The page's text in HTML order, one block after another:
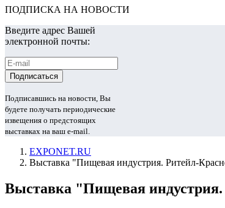
ПОДПИСКА НА НОВОСТИ
Введите адрес Вашей
электронной почты:
Подписавшись на новости, Вы
будете получать периодические
извещения о предстоящих
выставках на ваш e-mail.
EXPONET.RU
Выставка "Пищевая индустрия. Ритейл-
Выставка "Пищевая индустрия.